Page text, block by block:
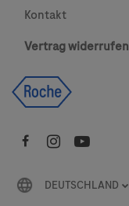
Kontakt
Vertrag widerrufen
DEUTSCHLAND